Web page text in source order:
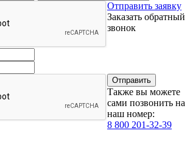
Отправить заявку
Заказать обратный
звонок
Также вы можете
сами позвонить на
наш номер:
8 800 201-32-39